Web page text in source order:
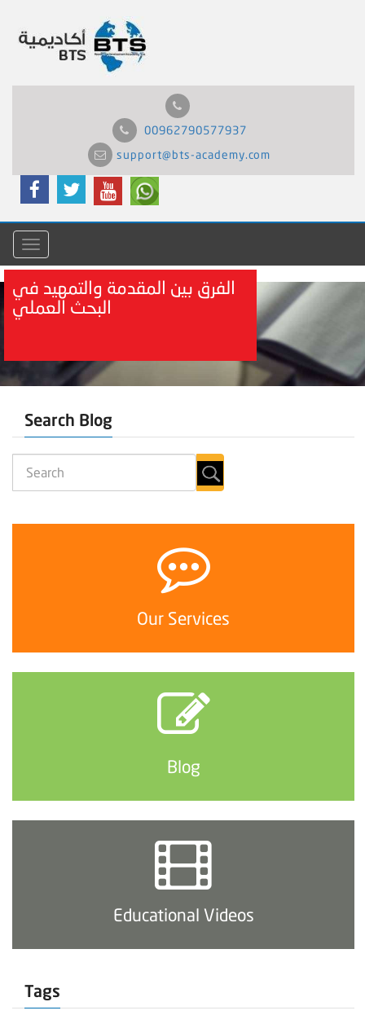
00962790577937
support@bts-academy.com
Menu
الفرق بين المقدمة والتمهيد في
البحث العملي
Search Blog
Our Services
Blog
Educational Videos
Tags